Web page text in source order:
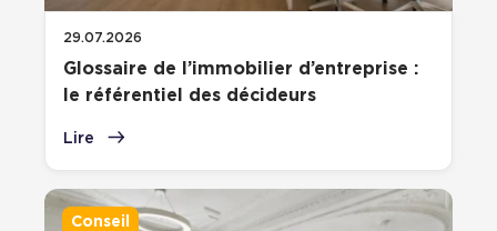
29.07.2026
Glossaire de l’immobilier d’entreprise :
le référentiel des décideurs
Lire
Conseil